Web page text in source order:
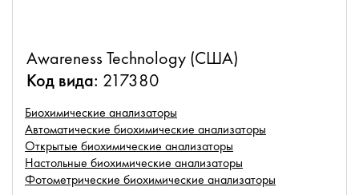
Awareness Technology (США)
Код вида: 217380
Биохимические анализаторы
Автоматические биохимические анализаторы
Открытые биохимические анализаторы
Настольные биохимические анализаторы
Фотометрические биохимические анализаторы